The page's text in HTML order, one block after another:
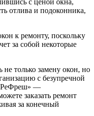
отлива и подоконника,
к ремонту, поскольку
за собой некоторые
только замену окон, но
с безупречной
—
заказать ремонт
за конечный